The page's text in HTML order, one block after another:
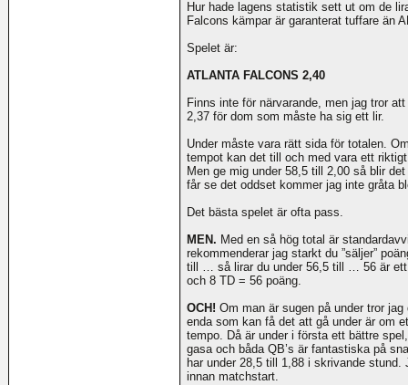
Hur hade lagens statistik sett ut om de
Falcons kämpar är garanterat tuffare än
Spelet är:
ATLANTA FALCONS 2,40
Finns inte för närvarande, men jag tror
2,37 för dom som måste ha sig ett lir.
Under måste vara rätt sida för totalen.
tempot kan det till och med vara ett
Men ge mig under 58,5 till 2,00 så blir
får se det oddset kommer jag inte gråta
Det bästa spelet är ofta pass.
MEN. Med en så hög total är
rekommenderar jag starkt du ”säljer”
till … så lirar du under 56,5 till … 56 är
och 8 TD = 56 poäng.
OCH! Om man är sugen på under tror
enda som kan få det att gå under är om
tempo. Då är under i första ett bättre
gasa och båda QB’s är fantastiska på
har under 28,5 till 1,88 i skrivande
innan matchstart.